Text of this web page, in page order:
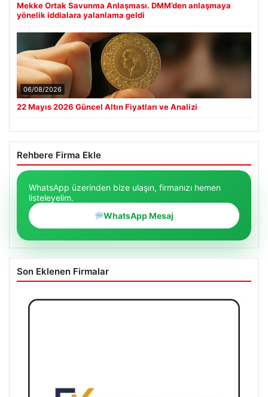
Mekke Ortak Savunma Anlaşması. DMM’den anlaşmaya
yönelik iddialara yalanlama geldi
06/08/2026
22 Mayıs 2026 Güncel Altın Fiyatları ve Analizi
Rehbere Firma Ekle
WhatsApp üzerinden bize ulaşın, firmanızı hemen
listeleyelim.
WhatsApp Mesaj
Son Eklenen Firmalar